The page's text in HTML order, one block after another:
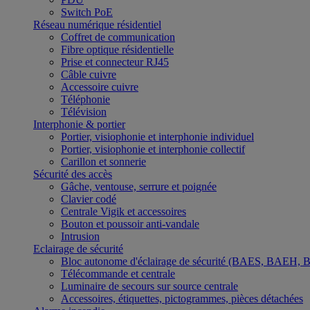
Switch PoE
Réseau numérique résidentiel
Coffret de communication
Fibre optique résidentielle
Prise et connecteur RJ45
Câble cuivre
Accessoire cuivre
Téléphonie
Télévision
Interphonie & portier
Portier, visiophonie et interphonie individuel
Portier, visiophonie et interphonie collectif
Carillon et sonnerie
Sécurité des accès
Gâche, ventouse, serrure et poignée
Clavier codé
Centrale Vigik et accessoires
Bouton et poussoir anti-vandale
Intrusion
Eclairage de sécurité
Bloc autonome d'éclairage de sécurité (BAES,
Télécommande et centrale
Luminaire de secours sur source centrale
Accessoires, étiquettes, pictogrammes, pièces détachées